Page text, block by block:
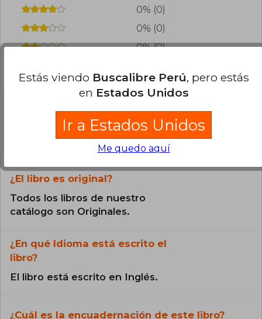
0% (0)
0% (0)
0% (0)
Preguntas frecuentes sobre el libro
¿El libro es original?
Todos los libros de nuestro
catálogo son Originales.
¿En qué Idioma está escrito el
libro?
El libro está escrito en Inglés.
¿Cuál es la encuadernación de este libro?
Estás viendo Buscalibre Perú, pero estás
en Estados Unidos
Ir a Estados Unidos
Me quedo aquí